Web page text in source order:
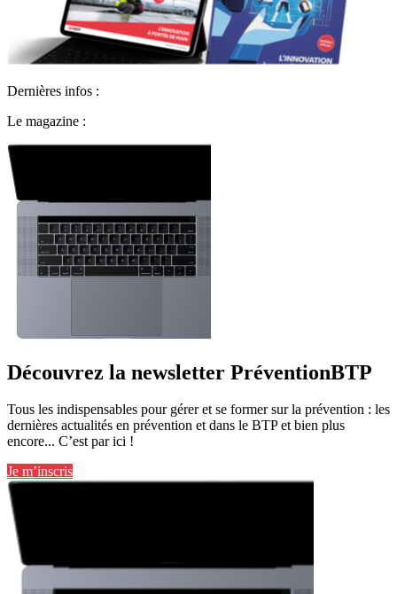
Dernières infos :
Le magazine :
Découvrez la newsletter PréventionBTP
Tous les indispensables pour gérer et se former sur la prévention : les
dernières actualités en prévention et dans le BTP et bien plus
encore... C’est par ici !
Je m’inscris